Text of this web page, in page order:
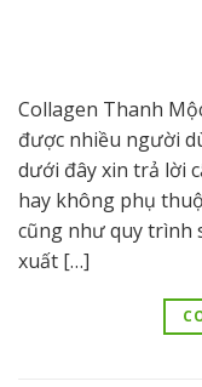
Collagen Thanh
được nhiều người
dưới đây xin trả lời
hay không phụ
cũng như quy trình
xuất […]